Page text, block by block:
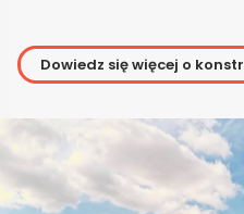
Dowiedz się więcej o